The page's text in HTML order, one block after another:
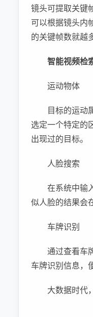
镜头可提取关键
可以根据镜头内
的关键帧数就越
智能视频检
运动物体
目标的运动
选定一个特定的
出现过的目标。
人脸搜索
在系统中输
似人脸的结果会
车牌识别
通过查看车
车牌识别信息，
大数据时代